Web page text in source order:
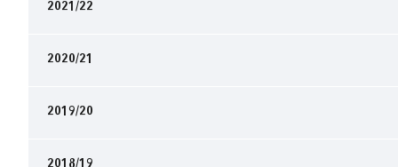
2021/22
2020/21
2019/20